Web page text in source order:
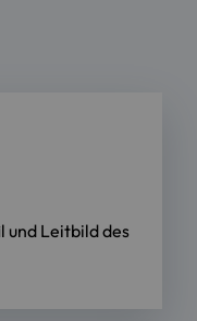
und Leitbild des